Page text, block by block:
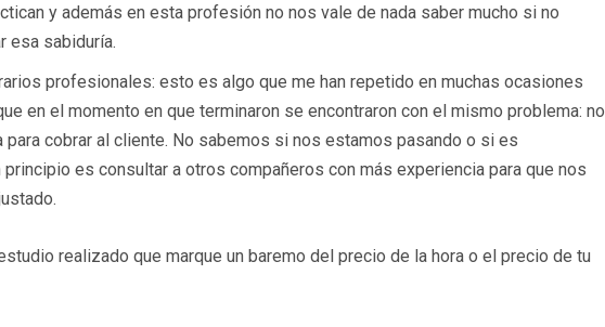
y además en esta profesión no nos vale de nada saber mucho si no
esa sabiduría.
profesionales: esto es algo que me han repetido en muchas ocasiones
en el momento en que terminaron se encontraron con el mismo problema: no
cobrar al cliente. No sabemos si nos estamos pasando o si es
es consultar a otros compañeros con más experiencia para que nos
realizado que marque un baremo del precio de la hora o el precio de tu